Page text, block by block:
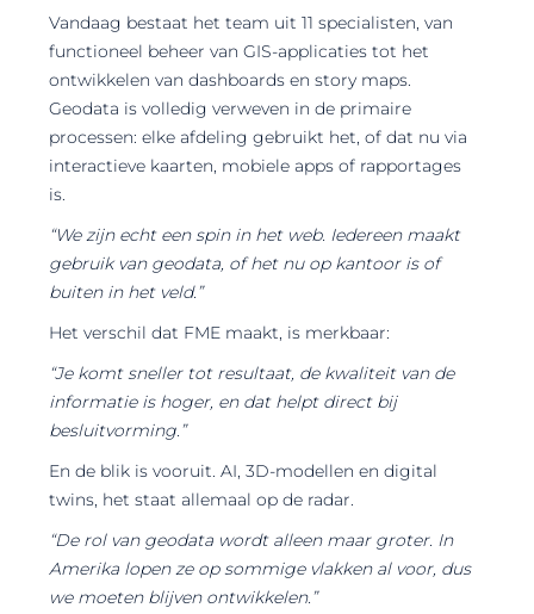
Vandaag bestaat het team uit 11 specialisten, van
functioneel beheer van GIS-applicaties tot het
ontwikkelen van dashboards en story maps.
Geodata is volledig verweven in de primaire
processen: elke afdeling gebruikt het, of dat nu via
interactieve kaarten, mobiele apps of rapportages
is.
“We zijn echt een spin in het web. Iedereen maakt
gebruik van geodata, of het nu op kantoor is of
buiten in het veld.”
Het verschil dat FME maakt, is merkbaar:
“Je komt sneller tot resultaat, de kwaliteit van de
informatie is hoger, en dat helpt direct bij
besluitvorming.”
En de blik is vooruit. AI, 3D-modellen en digital
twins, het staat allemaal op de radar.
“De rol van geodata wordt alleen maar groter. In
Amerika lopen ze op sommige vlakken al voor, dus
we moeten blijven ontwikkelen.”